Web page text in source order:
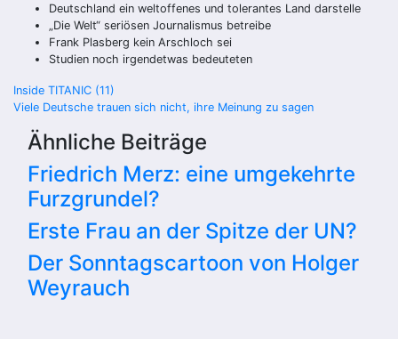
Deutschland ein weltoffenes und tolerantes Land darstelle
„Die Welt“ seriösen Journalismus betreibe
Frank Plasberg kein Arschloch sei
Studien noch irgendetwas bedeuteten
Beitragsnavigation
Inside TITANIC (11)
Viele Deutsche trauen sich nicht, ihre Meinung zu sagen
Ähnliche Beiträge
Friedrich Merz: eine umgekehrte
Furzgrundel?
Erste Frau an der Spitze der UN?
Der Sonntagscartoon von Holger
Weyrauch